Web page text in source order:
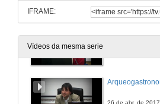
IFRAME:
Vídeos da mesma serie
26 de abr. de 2017